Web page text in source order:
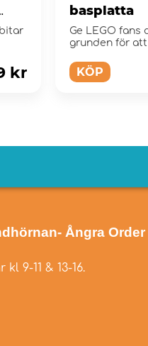
kr
basplatta
Ge LEGO fans
grunden för
skapelser.
KÖP
- Ångra Order
9-11 & 13-16.